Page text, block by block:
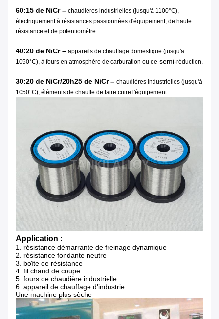
60:15 de NiCr – chaudières industrielles (jusqu'à 1100°C),
électriquement à résistances passionnées d'équipement, de haute
résistance et de potentiomètre.
40:20 de NiCr – appareils de chauffage domestique (jusqu'à
1050°C), à fours en atmosphère de carburation ou de semi-réduction.
30:20 de NiCr/20h25 de NiCr – chaudières industrielles (jusqu'à
1050°C), éléments de chauffe de faire cuire l'équipement.
Application :
1. résistance démarrante de freinage dynamique
2. résistance fondante neutre
3. boîte de résistance
4. fil chaud de coupe
5. fours de chaudière industrielle
6. appareil de chauffage d'industrie
Une machine plus sèche